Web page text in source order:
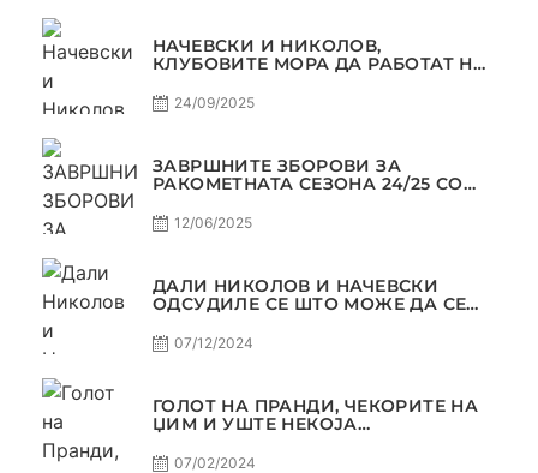
НАЧЕВСКИ И НИКОЛОВ,
КЛУБОВИТЕ МОРА ДА РАБОТАТ НА
С5Е2 ПАСИВНА
24/09/2025
ЗАВРШНИТЕ ЗБОРОВИ ЗА
РАКОМЕТНАТА СЕЗОНА 24/25 СО
С4Е11
12/06/2025
ДАЛИ НИКОЛОВ И НАЧЕВСКИ
ОДСУДИЛЕ СЕ ШТО МОЖЕ ДА СЕ
07/12/2024
ГОЛОТ НА ПРАНДИ, ЧЕКОРИТЕ НА
ЏИМ И УШТЕ НЕКОЈА
САМО РАКОМЕТ
07/02/2024